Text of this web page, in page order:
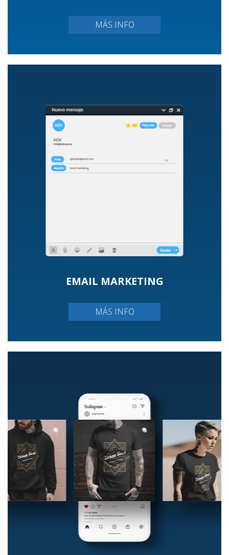
MÁS INFO
EMAIL MARKETING
MÁS INFO